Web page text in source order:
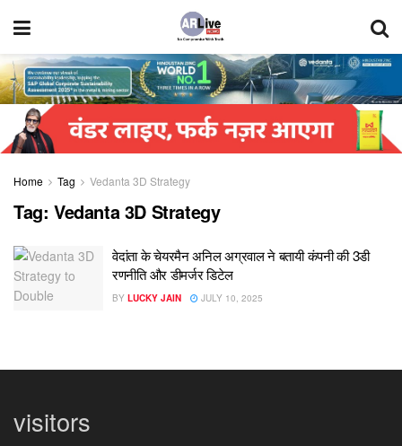
Home Tag Vedanta 3D Strategy
Tag: Vedanta 3D Strategy
वेदांता के चेयरमैन अनिल अग्रवाल ने बतायी कंपनी की 3डी
रणनीति और डीमर्जर डिटेल
BY LUCKY JAIN JULY 10, 2025
visitors